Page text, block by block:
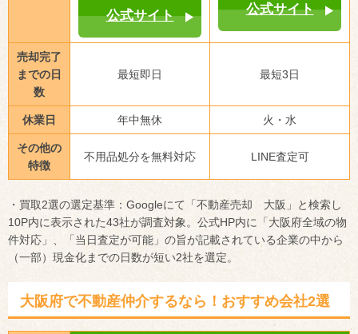
公式サイト 公式サイト
売却完了
までの日
数
最短即日 最短3日
休業日 年中無休 火・水
その他の
特徴
不用品処分を無料対応 LINE査定可
・買取2選の選定基準：Googleにて「不動産売却 大阪」と検索し
10P内に表示された43社が調査対象。公式HP内に「大阪府全域の物
件対応」、「当日査定が可能」の旨が記載されている企業の中から
（一部）現金化までの日数が短い2社を選定。
大阪府で不動産仲介するなら！おすすめ会社2選